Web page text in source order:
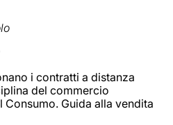
i contratti a distanza
del commercio
Guida alla vendita